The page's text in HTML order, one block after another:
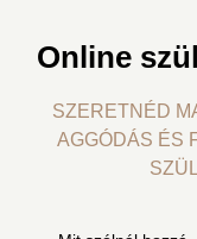
Online
SZERETNÉD
AGGÓDÁS ÉS